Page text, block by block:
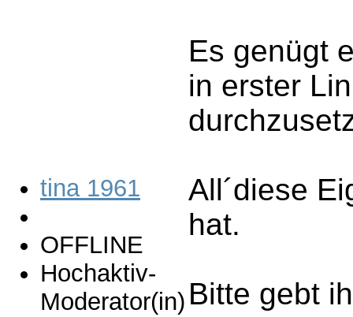
tina 1961
OFFLINE
Hochaktiv-
Moderator(in)
Es genügt
in erster
All´diese
hat.
Bitte gebt